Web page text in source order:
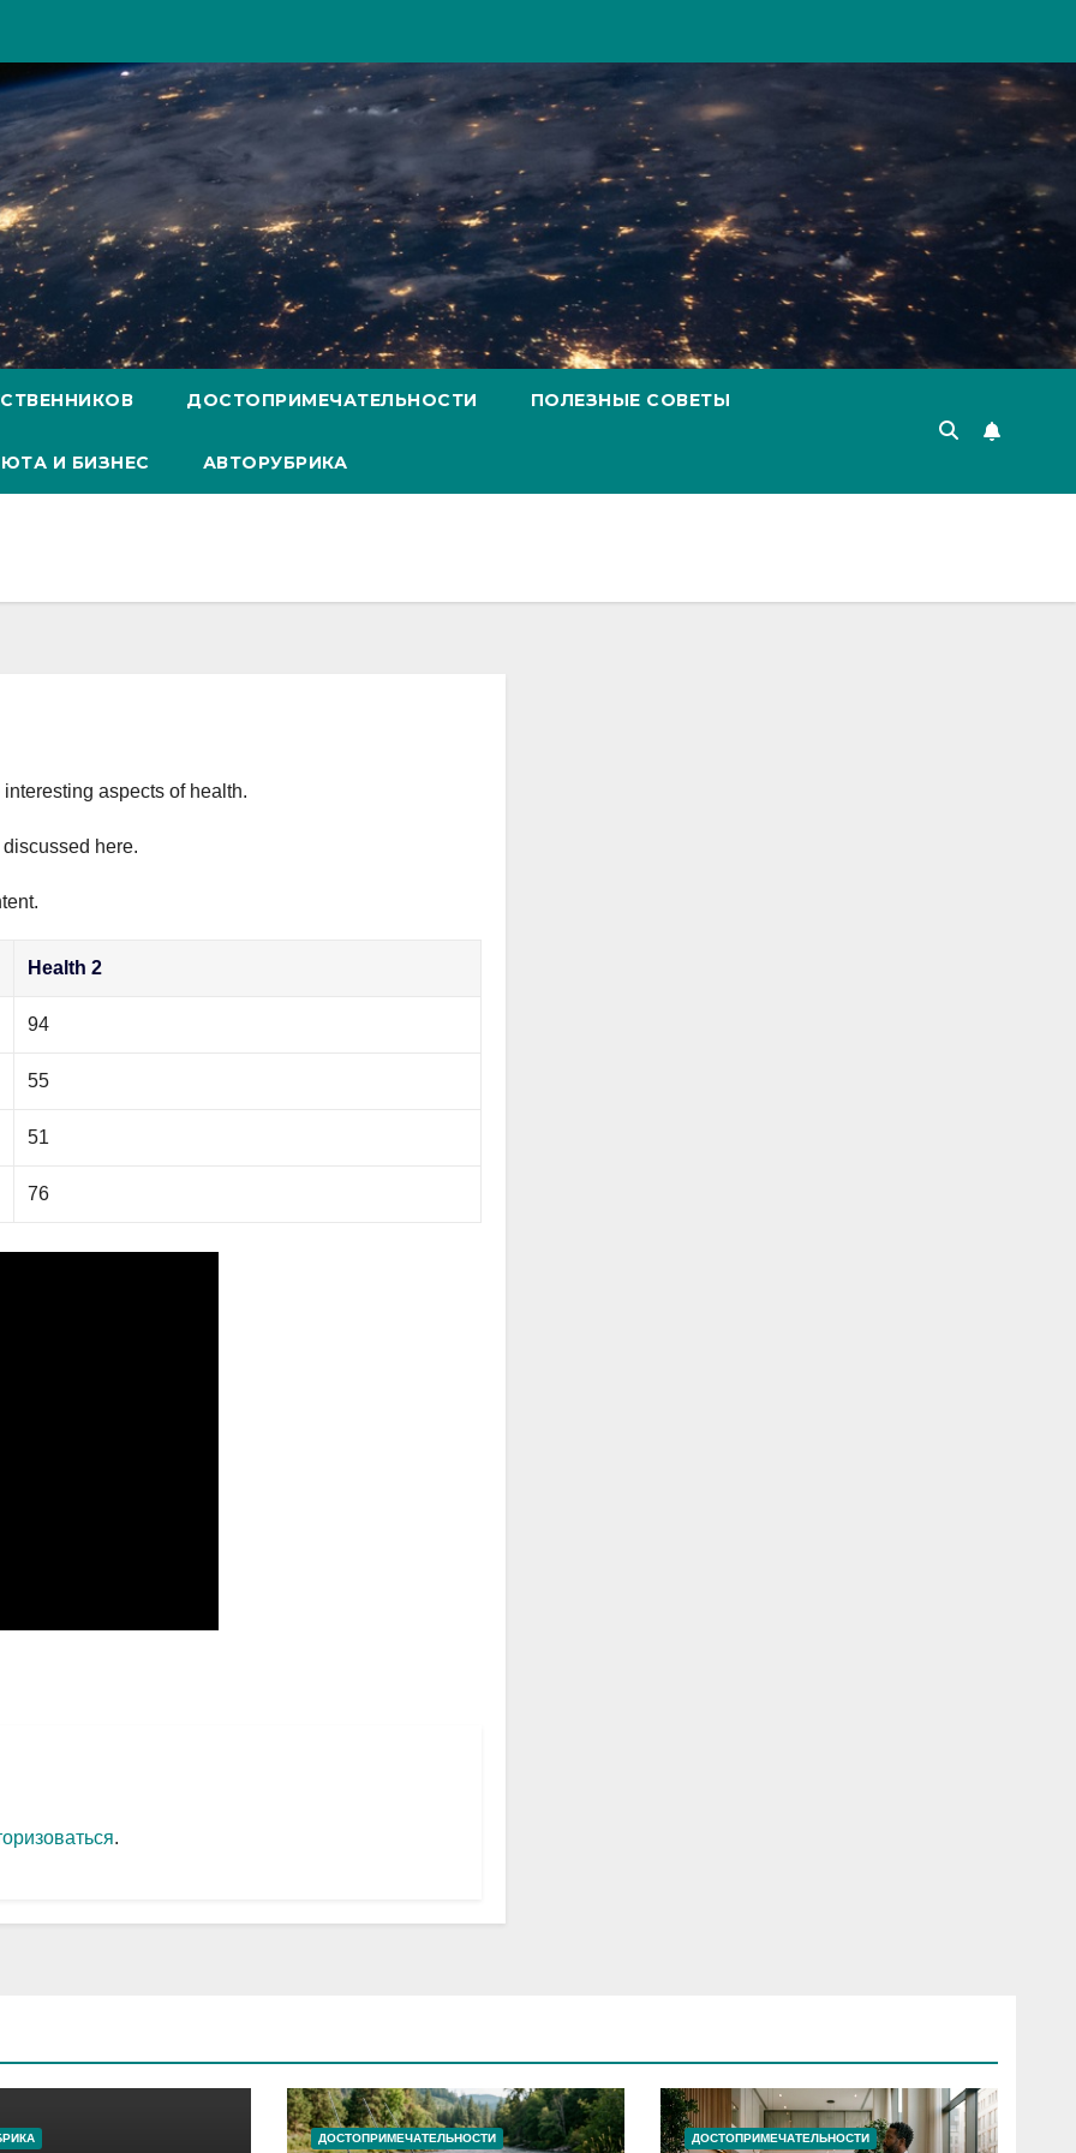
ДОСТОПРИМЕЧАТЕЛЬНОСТИ ПОЛЕЗНЫЕ СОВЕТЫ
И БИЗНЕС АВТОРУБРИКА
aspects of health.
here.
Health 2
94
55
51
76
.
ДОСТОПРИМЕЧАТЕЛЬНОСТИ ДОСТОПРИМЕЧАТЕЛЬНОСТИ